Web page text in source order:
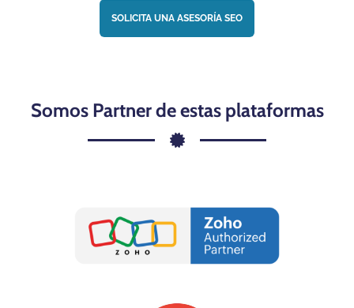
SOLICITA UNA ASESORÍA SEO
Somos Partner de estas plataformas